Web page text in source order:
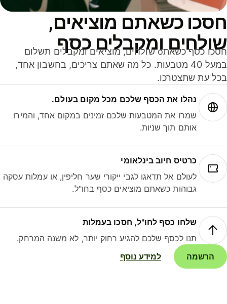
כשאתם מוציאים,
ומקבלים כסף
חסכו כסף כשאתo שולחים, מוציאים ומקבלים תשלום
במעל 40 מטבעות. כל מה שאתם צריכים, בחשבון אחד,
עת שתצטרכו.
נהלו את הכסף שלכם מכל מקום בעולם.
שמרו את המטבעות שלכם זמינים במקום אחד, והמירו
אותם תוך שניות.
כרטיס חיוב בינלאומי
לעולם אל תדאגו לגבי ייקורי שער חליפין, או עמלות עסקה
גבוהות כשאתם מוציאים כסף בחו"ל.
שלחו כסף לחו"ל, חסכו בעמלות
תנו לכסף שלכם להגיע רחוק יותר, לא משנה המרחק.
הרשמה
למידע נוסף